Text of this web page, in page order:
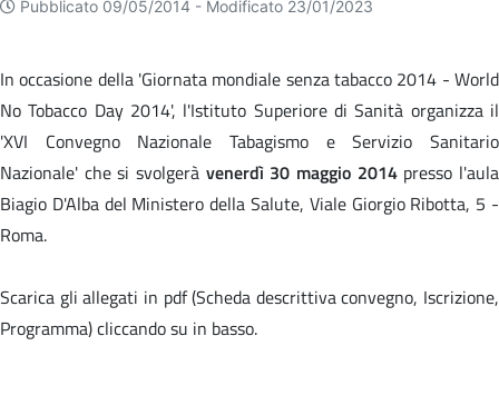
Pubblicato 09/05/2014 - Modificato 23/01/2023
In occasione della 'Giornata mondiale senza tabacco 2014 - World
No Tobacco Day 2014', l'Istituto Superiore di Sanità organizza il
'XVI Convegno Nazionale Tabagismo e Servizio Sanitario
Nazionale' che si svolgerà venerdì 30 maggio 2014presso l'aula
Biagio D'Alba del Ministero della Salute, Viale Giorgio Ribotta, 5 -
Roma.
Scarica gli allegati in pdf (Scheda descrittiva convegno, Iscrizione,
Programma) cliccando su in basso.